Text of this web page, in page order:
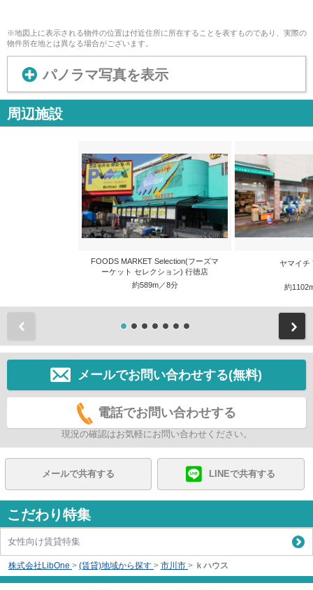
※地図上に表示される物件の位置は付近住所に所在することを表すものであり、実際の
物件所在地とは異なる場合がございます。
パノラマ写真を表示
周辺施設
FOODS MARKET Selection(フーズマ
ーケット セレクション) 行徳店
約589m／8分
ヤマイチ
約
メールでお問い合わせする(無料)
電話でお問い合わせする
現況の確認はお気軽にお問い合わせください。
メールで共有する LINEで共有する
こだわり特集
女性向け賃貸特集
株式会社LibOne > (賃貸)地域から探す > 市川市 > ｋハウス